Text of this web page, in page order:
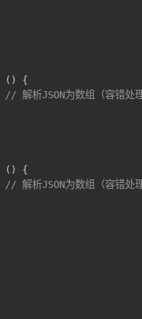
( )
{
// 解析JSON为数组（容错处理
( )
{
// 解析JSON为数组（容错处理